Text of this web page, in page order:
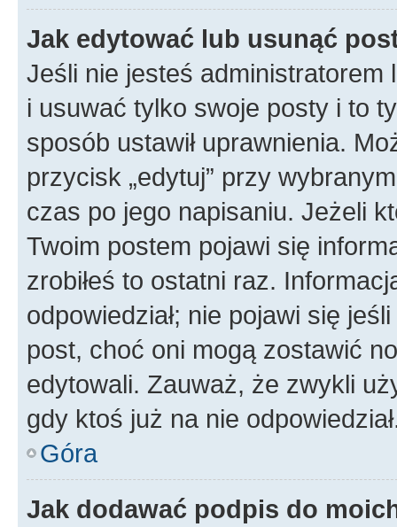
Jak edytować lub usunąć
Jeśli nie jesteś
i usuwać tylko swoje posty i to
sposób ustawił uprawnienia.
przycisk „edytuj” przy
czas po jego napisaniu. Jeżeli
Twoim postem pojawi się
zrobiłeś to ostatni raz.
odpowiedział; nie pojawi się
post, choć oni mogą zostawić
edytowali. Zauważ, że zwykli
gdy ktoś już na nie
Góra
Jak dodawać podpis do